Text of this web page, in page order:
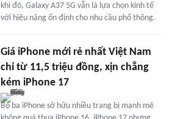
khi đó, Galaxy A37 5G vẫn là lựa chọn kinh tế
với hiệu năng ổn định cho nhu cầu phổ thông.
Giá iPhone mới rẻ nhất Việt Nam
chỉ từ 11,5 triệu đồng, xịn chẳng
kém iPhone 17
Bộ ba iPhone sở hữu nhiều trang bị mạnh mẽ